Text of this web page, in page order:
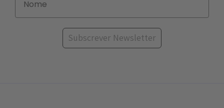
Subscrever Newsletter